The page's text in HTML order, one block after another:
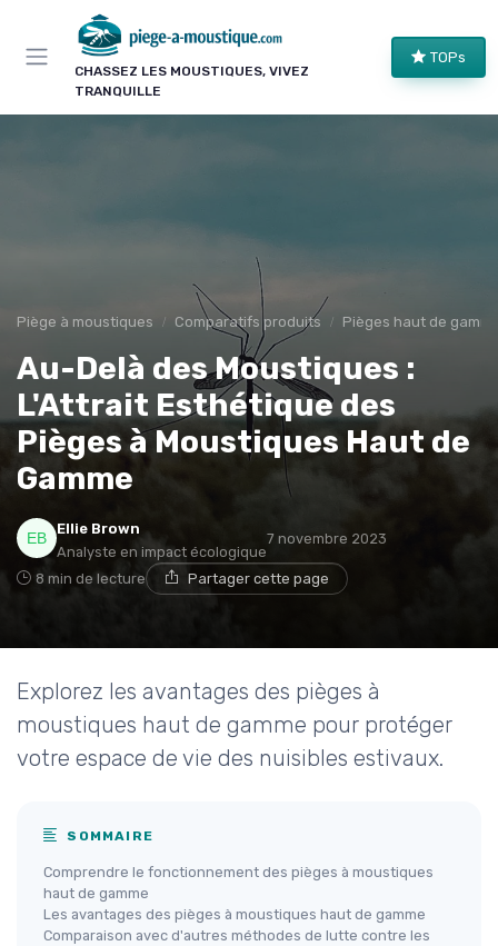
CHASSEZ LES MOUSTIQUES, VIVEZ
TRANQUILLE
TOPs
Piège à moustiques Comparatifs produits Pièges haut de
Au-Delà des Moustiques :
L'Attrait Esthétique des
Pièges à Moustiques Haut de
Gamme
Ellie Brown
Analyste en impact écologique
7 novembre 2023
8 min de lecture Partager cette page
Explorez les avantages des pièges à
moustiques haut de gamme pour protéger
votre espace de vie des nuisibles estivaux.
SOMMAIRE
Comprendre le fonctionnement des pièges à moustiques
haut de gamme
Les avantages des pièges à moustiques haut de gamme
Comparaison avec d'autres méthodes de lutte contre les
Panneau de gestion des cookies